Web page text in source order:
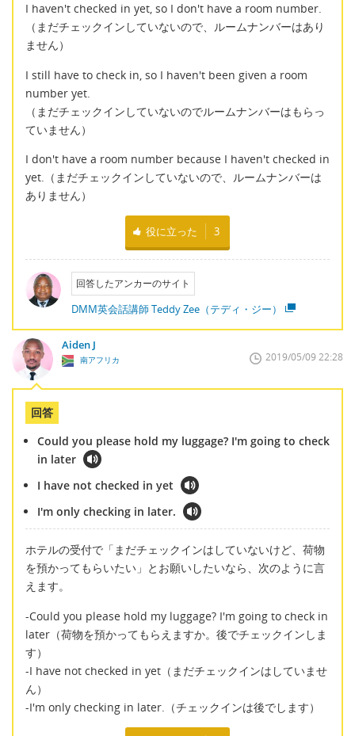
I haven't checked in yet, so I don't have a room number.
（まだチェックインしていないので、ルームナンバーはあり
ません）
I still have to check in, so I haven't been given a room
number yet.
（まだチェックインしていないのでルームナンバーはもらっ
ていません）
I don't have a room number because I haven't checked in
yet.（まだチェックインしていないので、ルームナンバーは
ありません）
役に立った 3
回答したアンカーのサイト
DMM英会話講師 Teddy Zee（テディ・ジー）
Aiden J
南アフリカ 2019/05/09 22:28
回答
Could you please hold my luggage? I'm going to check
in later
I have not checked in yet
I'm only checking in later.
ホテルの受付で「まだチェックインはしていないけど、荷物
を預かってもらいたい」とお願いしたいなら、次のように言
えます。
-Could you please hold my luggage? I'm going to check in
later（荷物を預かってもらえますか。後でチェックインしま
す）
-I have not checked in yet（まだチェックインはしていませ
ん）
-I'm only checking in later.（チェックインは後でします）